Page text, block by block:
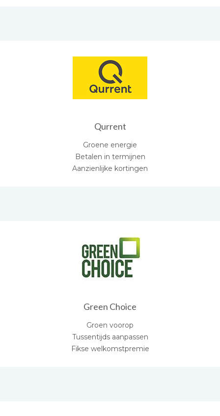
Qurrent
Groene energie
Betalen in termijnen
Aanzienlijke kortingen
Green Choice
Groen voorop
Tussentijds aanpassen
Fikse welkomstpremie